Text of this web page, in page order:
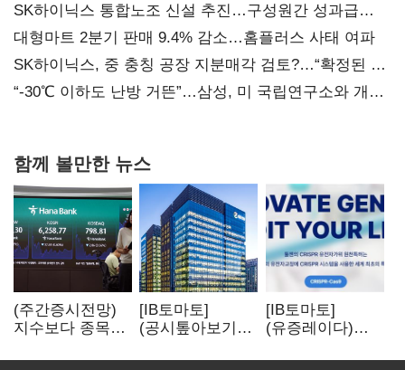
SK하이닉스 통합노조 신설 추진…구성원간 성과급
불만 확산
대형마트 2분기 판매 9.4% 감소…홈플러스 사태 여파
SK하이닉스, 중 충칭 공장 지분매각 검토?…“확정된 바
없어”
“-30℃ 이하도 난방 거뜬”…삼성, 미 국립연구소와 개발
함께 볼만한 뉴스
(주간증시전망)
지수보다 종목…
이어진다
[IB토마토]
(공시톺아보기)
바로 매출로
[IB토마토]
(유증레이다)
3분의 1 토막…